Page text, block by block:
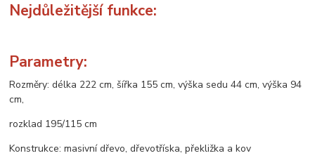
Nejdůležitější funkce:
Parametry:
Rozměry: délka 222 cm, šířka 155 cm, výška sedu 44 cm, výška 94
cm,
rozklad 195/115 cm
Konstrukce: masivní dřevo, dřevotříska, překližka a kov